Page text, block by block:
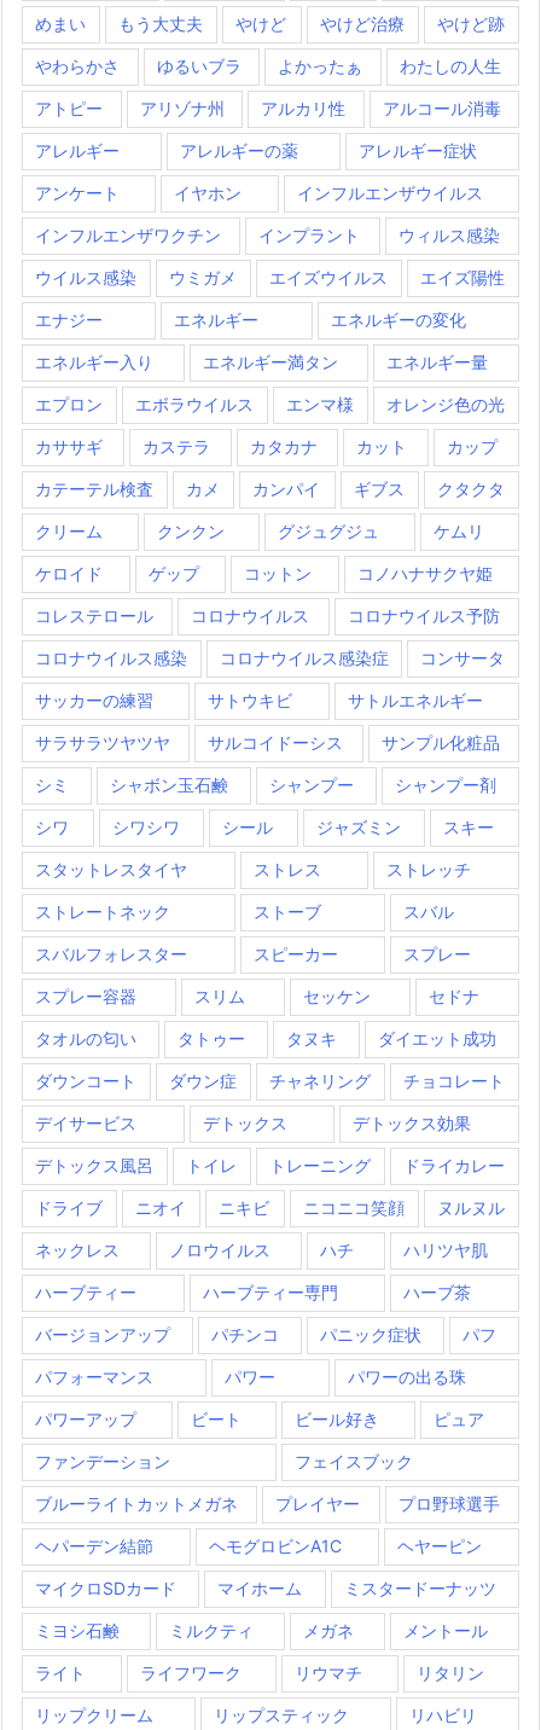
めまい もう大丈夫 やけど やけど治療 やけど跡
やわらかさ ゆるいブラ よかったぁ わたしの人生
アトピー アリゾナ州 アルカリ性 アルコール消毒
アレルギー アレルギーの薬 アレルギー症状
アンケート イヤホン インフルエンザウイルス
インフルエンザワクチン インプラント ウィルス感染
ウイルス感染 ウミガメ エイズウイルス エイズ陽性
エナジー エネルギー エネルギーの変化
エネルギー入り エネルギー満タン エネルギー量
エプロン エボラウイルス エンマ様 オレンジ色の光
カササギ カステラ カタカナ カット カップ
カテーテル検査 カメ カンパイ ギブス クタクタ
クリーム クンクン グジュグジュ ケムリ
ケロイド ゲップ コットン コノハナサクヤ姫
コレステロール コロナウイルス コロナウイルス予防
コロナウイルス感染 コロナウイルス感染症 コンサータ
サッカーの練習 サトウキビ サトルエネルギー
サラサラツヤツヤ サルコイドーシス サンプル化粧品
シミ シャボン玉石鹸 シャンプー シャンプー剤
シワ シワシワ シール ジャズミン スキー
スタットレスタイヤ ストレス ストレッチ
ストレートネック ストーブ スバル
スバルフォレスター スピーカー スプレー
スプレー容器 スリム セッケン セドナ
タオルの匂い タトゥー タヌキ ダイエット成功
ダウンコート ダウン症 チャネリング チョコレート
デイサービス デトックス デトックス効果
デトックス風呂 トイレ トレーニング ドライカレー
ドライブ ニオイ ニキビ ニコニコ笑顔 ヌルヌル
ネックレス ノロウイルス ハチ ハリツヤ肌
ハーブティー ハーブティー専門 ハーブ茶
バージョンアップ パチンコ パニック症状 パフ
パフォーマンス パワー パワーの出る珠
パワーアップ ビート ビール好き ピュア
ファンデーション フェイスブック
ブルーライトカットメガネ プレイヤー プロ野球選手
ヘパーデン結節 ヘモグロビンA1C ヘヤーピン
マイクロSDカード マイホーム ミスタードーナッツ
ミヨシ石鹸 ミルクティ メガネ メントール
ライト ライフワーク リウマチ リタリン
リップクリーム リップスティック リハビリ